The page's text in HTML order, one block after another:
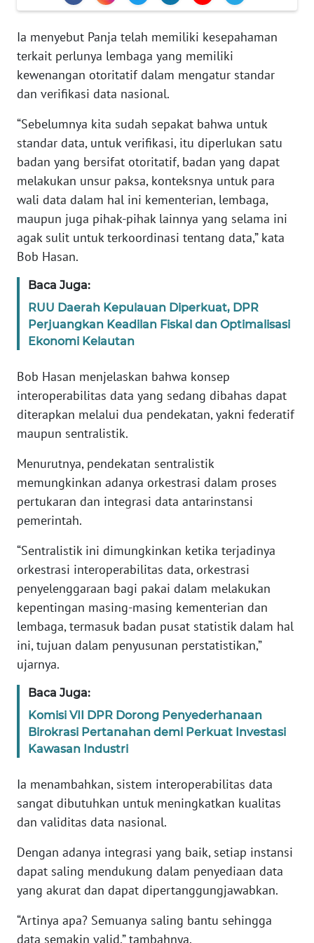
Ia menyebut Panja telah memiliki kesepahaman
terkait perlunya lembaga yang memiliki
kewenangan otoritatif dalam mengatur standar
dan verifikasi data nasional.
“Sebelumnya kita sudah sepakat bahwa untuk
standar data, untuk verifikasi, itu diperlukan satu
badan yang bersifat otoritatif, badan yang dapat
melakukan unsur paksa, konteksnya untuk para
wali data dalam hal ini kementerian, lembaga,
maupun juga pihak-pihak lainnya yang selama ini
agak sulit untuk terkoordinasi tentang data,” kata
Bob Hasan.
Baca Juga:
RUU Daerah Kepulauan Diperkuat, DPR
Perjuangkan Keadilan Fiskal dan Optimalisasi
Ekonomi Kelautan
Bob Hasan menjelaskan bahwa konsep
interoperabilitas data yang sedang dibahas dapat
diterapkan melalui dua pendekatan, yakni federatif
maupun sentralistik.
Menurutnya, pendekatan sentralistik
memungkinkan adanya orkestrasi dalam proses
pertukaran dan integrasi data antarinstansi
pemerintah.
“Sentralistik ini dimungkinkan ketika terjadinya
orkestrasi interoperabilitas data, orkestrasi
penyelenggaraan bagi pakai dalam melakukan
kepentingan masing-masing kementerian dan
lembaga, termasuk badan pusat statistik dalam hal
ini, tujuan dalam penyusunan perstatistikan,”
ujarnya.
Baca Juga:
Komisi VII DPR Dorong Penyederhanaan
Birokrasi Pertanahan demi Perkuat Investasi
Kawasan Industri
Ia menambahkan, sistem interoperabilitas data
sangat dibutuhkan untuk meningkatkan kualitas
dan validitas data nasional.
Dengan adanya integrasi yang baik, setiap instansi
dapat saling mendukung dalam penyediaan data
yang akurat dan dapat dipertanggungjawabkan.
“Artinya apa? Semuanya saling bantu sehingga
data semakin valid,” tambahnya.
INDEKS
BERITA
KONTAK
KAMI
INFO
IKLAN
KAMI
PEDOMAN
MEDIA
REDAKSI
KARIR
DISCLAIMER
Wahana
News
WN
SUMUT
JAKARTA
WN
JABAR
WN
BANTEN
WN
WN
PAPUA
WN
PAPUA
BARAT
WN
RIAU